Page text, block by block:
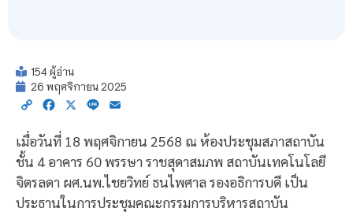
154 ผู้อ่าน
26 พฤศจิกายน 2025
Copy Facebook
X Line
เมื่อวันที่ 18 พฤศจิกายน 2568 ณ ห้องประชุมสภาสถาบัน
ชั้น 4 อาคาร 60 พรรษา ราชสุดาสมภพ สถาบันเทคโนโลยี
จิตรลดา ผศ.นพ.ไชยวิทย์ ธนไพศาล รองอธิการบดี เป็น
ประธานในการประชุมคณะกรรมการบริหารสถาบัน